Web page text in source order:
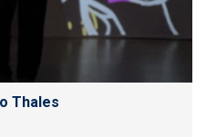
Thales